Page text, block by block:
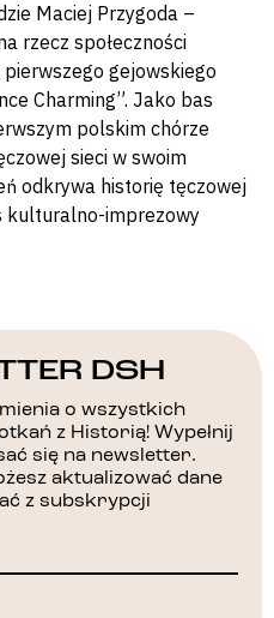
Maciej Przygoda –
rzecz społeczności
gejowskiego
Charming”. Jako bas
polskim chórze
sieci w swoim
odkrywa historię tęczowej
kulturalno-imprezowy
DSH
o wszystkich
z Historią! Wypełnij
się na newsletter.
aktualizować dane
z subskrypcji